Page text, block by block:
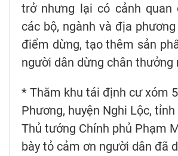
trở nhưng lại có cảnh quan
các bộ, ngành và địa
điểm dừng, tạo thêm sản
người dân dừng chân thưởng
* Thăm khu tái định cư xóm
Phương, huyện Nghi Lộc, tỉnh
Thủ tướng Chính phủ Phạm
bày tỏ cảm ơn người dân đã